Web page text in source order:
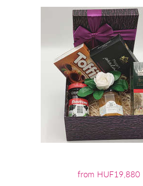
from HUF19,880